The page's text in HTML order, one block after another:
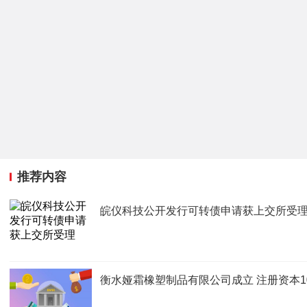
推荐内容
皖仪科技公开发行可转债申请获上交所受理
衡水娅霜橡塑制品有限公司成立 注册资本